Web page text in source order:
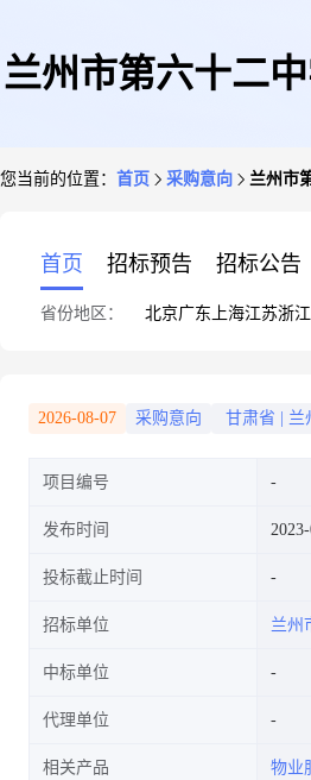
兰州市第六十二
您当前的位置： 首页 采购意向 兰州市
首页 招标预告 招标公告
省份地区： 北京广东 上海江苏浙江
2026-08-07 采购意向 甘肃省 兰
项目编号
发布时间
投标截止时间
招标单位 兰州
中标单位
代理单位
相关产品 物业